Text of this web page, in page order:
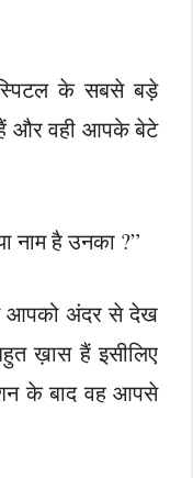
के सबसे बड़े
और वही आपके बेटे
नाम है उनका ?”
आपको अंदर से देख
ख़ास हैं इसीलिए
के बाद वह आपसे